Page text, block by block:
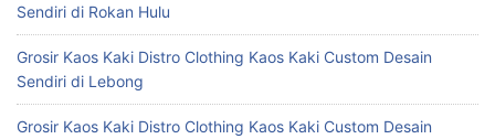
Sendiri di Rokan Hulu
Grosir Kaos Kaki Distro Clothing Kaos Kaki Custom Desain
Sendiri di Lebong
Grosir Kaos Kaki Distro Clothing Kaos Kaki Custom Desain